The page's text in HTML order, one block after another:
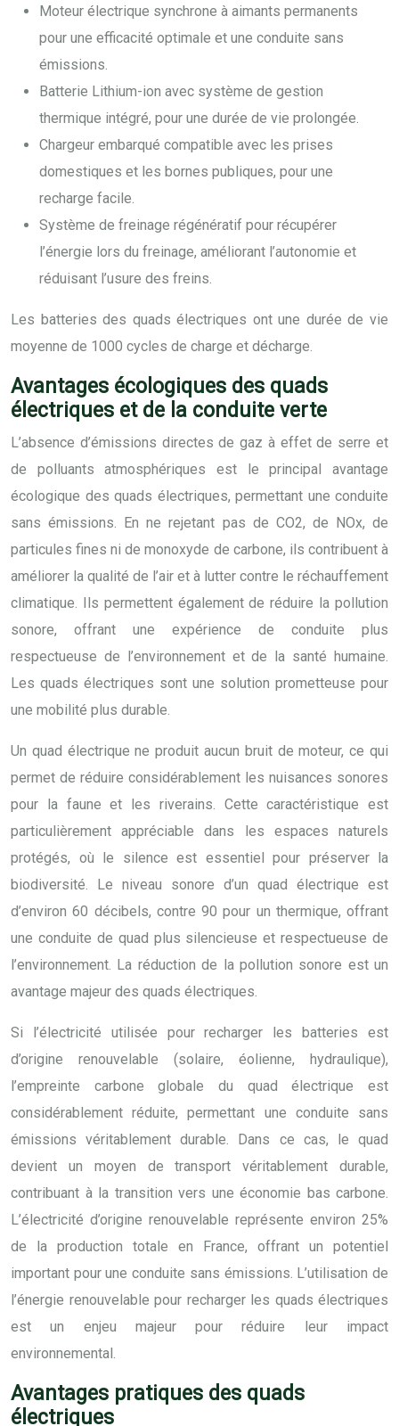
Moteur électrique synchrone à aimants permanents
pour une efficacité optimale et une conduite sans
émissions.
Batterie Lithium-ion avec système de gestion
thermique intégré, pour une durée de vie prolongée.
Chargeur embarqué compatible avec les prises
domestiques et les bornes publiques, pour une
recharge facile.
Système de freinage régénératif pour récupérer
l’énergie lors du freinage, améliorant l’autonomie et
réduisant l’usure des freins.
Les batteries des quads électriques ont une durée de vie
moyenne de 1000 cycles de charge et décharge.
Avantages écologiques des quads
électriques et de la conduite verte
L’absence d’émissions directes de gaz à effet de serre et
de polluants atmosphériques est le principal avantage
écologique des quads électriques, permettant une conduite
sans émissions. En ne rejetant pas de CO2, de NOx, de
particules fines ni de monoxyde de carbone, ils contribuent à
améliorer la qualité de l’air et à lutter contre le réchauffement
climatique. Ils permettent également de réduire la pollution
sonore, offrant une expérience de conduite plus
respectueuse de l’environnement et de la santé humaine.
Les quads électriques sont une solution prometteuse pour
une mobilité plus durable.
Un quad électrique ne produit aucun bruit de moteur, ce qui
permet de réduire considérablement les nuisances sonores
pour la faune et les riverains. Cette caractéristique est
particulièrement appréciable dans les espaces naturels
protégés, où le silence est essentiel pour préserver la
biodiversité. Le niveau sonore d’un quad électrique est
d’environ 60 décibels, contre 90 pour un thermique, offrant
une conduite de quad plus silencieuse et respectueuse de
l’environnement. La réduction de la pollution sonore est un
avantage majeur des quads électriques.
Si l’électricité utilisée pour recharger les batteries est
d’origine renouvelable (solaire, éolienne, hydraulique),
l’empreinte carbone globale du quad électrique est
considérablement réduite, permettant une conduite sans
émissions véritablement durable. Dans ce cas, le quad
devient un moyen de transport véritablement durable,
contribuant à la transition vers une économie bas carbone.
L’électricité d’origine renouvelable représente environ 25%
de la production totale en France, offrant un potentiel
important pour une conduite sans émissions. L’utilisation de
l’énergie renouvelable pour recharger les quads électriques
est un enjeu majeur pour réduire leur impact
environnemental.
Avantages pratiques des quads
électriques